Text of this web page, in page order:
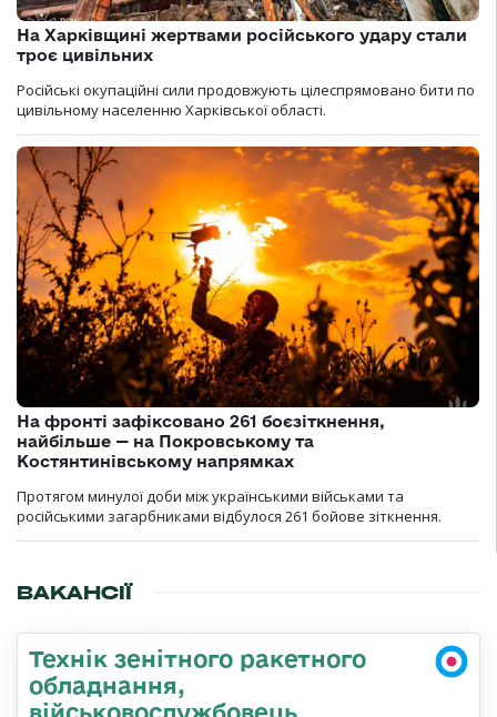
На Харківщині жертвами російського удару стали
троє цивільних
Російські окупаційні сили продовжують цілеспрямовано бити по
цивільному населенню Харківської області.
На фронті зафіксовано 261 боєзіткнення,
найбільше — на Покровському та
Костянтинівському напрямках
Протягом минулої доби між українськими військами та
російськими загарбниками відбулося 261 бойове зіткнення.
ВАКАНСІЇ
Технік зенітного ракетного
обладнання,
військовослужбовець